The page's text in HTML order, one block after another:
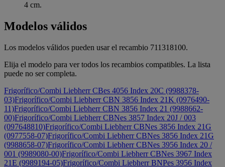
4 cm.
Modelos válidos
Los modelos válidos pueden usar el recambio 711318100.
Elija el modelo para ver todos los recambios compatibles. La lista
puede no ser completa.
Frigorífico/Combi Liebherr CBes 4056 Index 20C (9988378-
03)Frigorífico/Combi Liebherr CBN 3856 Index 21K (0976490-
11)Frigorífico/Combi Liebherr CBN 3856 Index 21 (9988662-
00)Frigorífico/Combi Liebherr CBNes 3857 Index 20J / 003
(097648810)Frigorífico/Combi Liebherr CBNes 3856 Index 21G
(0977558-07)Frigorífico/Combi Liebherr CBNes 3856 Index 21G
(9988658-07)Frigorífico/Combi Liebherr CBNes 3956 Index 20 /
001 (9989080-00)Frigorífico/Combi Liebherr CBNes 3967 Index
21E (9989194-05)Frigorífico/Combi Liebherr BNPes 3956 Index